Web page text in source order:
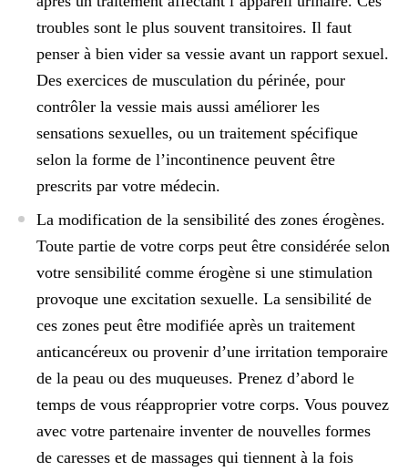
troubles sont le plus souvent transitoires. Il faut
penser à bien vider sa vessie avant un rapport sexuel.
Des exercices de musculation du périnée, pour
contrôler la vessie mais aussi améliorer les
sensations sexuelles, ou un traitement spécifique
selon la forme de l’incontinence peuvent être
prescrits par votre médecin.
La modification de la sensibilité des zones érogènes.
Toute partie de votre corps peut être considérée selon
votre sensibilité comme érogène si une stimulation
provoque une excitation sexuelle. La sensibilité de
ces zones peut être modifiée après un traitement
anticancéreux ou provenir d’une irritation temporaire
de la peau ou des muqueuses. Prenez d’abord le
temps de vous réapproprier votre corps. Vous pouvez
avec votre partenaire inventer de nouvelles formes
de caresses et de massages qui tiennent à la fois